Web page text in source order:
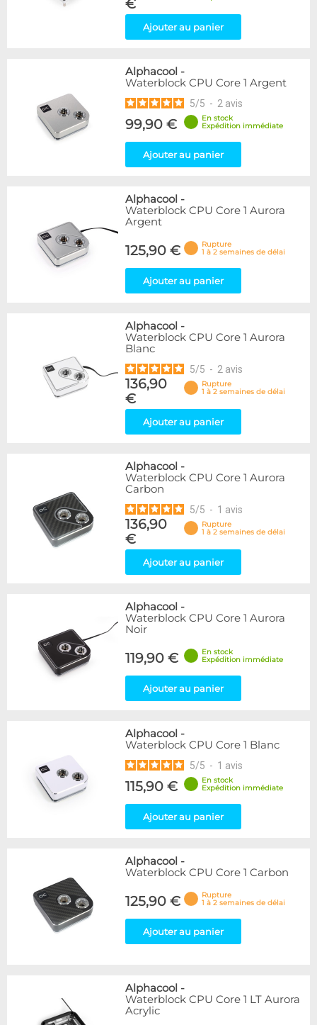
€
Ajouter au panier
Alphacool -
Waterblock CPU Core 1 Argent
5/5 - 2 avis
99,90 €
En stock
Expédition immédiate
Ajouter au panier
Alphacool -
Waterblock CPU Core 1 Aurora
Argent
125,90 €
Rupture
1 à 2 semaines de délai
Ajouter au panier
Alphacool -
Waterblock CPU Core 1 Aurora
Blanc
5/5 - 2 avis
136,90
€
Rupture
1 à 2 semaines de délai
Ajouter au panier
Alphacool -
Waterblock CPU Core 1 Aurora
Carbon
5/5 - 1 avis
136,90
€
Rupture
1 à 2 semaines de délai
Ajouter au panier
Alphacool -
Waterblock CPU Core 1 Aurora
Noir
119,90 €
En stock
Expédition immédiate
Ajouter au panier
Alphacool -
Waterblock CPU Core 1 Blanc
5/5 - 1 avis
115,90 €
En stock
Expédition immédiate
Ajouter au panier
Alphacool -
Waterblock CPU Core 1 Carbon
125,90 €
Rupture
1 à 2 semaines de délai
Ajouter au panier
Alphacool -
Waterblock CPU Core 1 LT Aurora
Acrylic